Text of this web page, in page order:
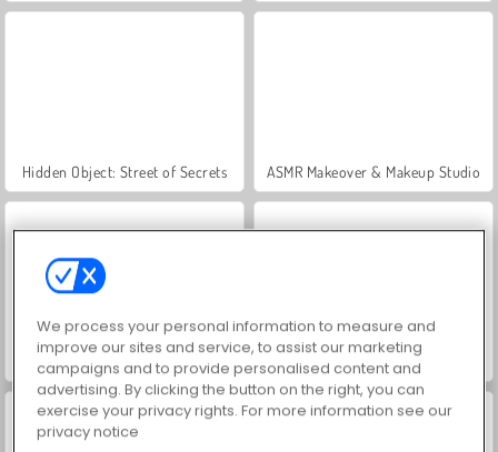
Hidden Object: Street of Secrets ASMR Makeover & Makeup Studio
Farm Merge Valley Car Parking City Duel
We process your personal information to measure and
improve our sites and service, to assist our marketing
campaigns and to provide personalised content and
advertising. By clicking the button on the right, you can
exercise your privacy rights. For more information see our
privacy notice